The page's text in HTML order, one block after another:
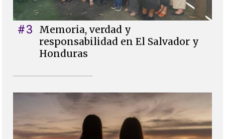
#3
Memoria, verdad y
responsabilidad en El Salvador y
Honduras